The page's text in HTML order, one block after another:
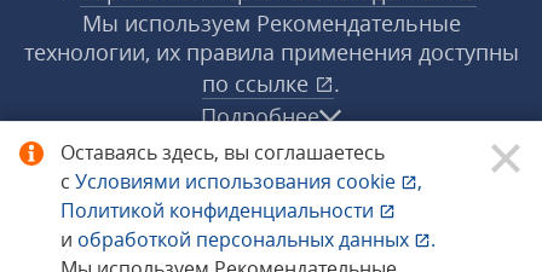
Оставаясь здесь, вы соглашаетесь
с Условиями использования cookie
,
Политикой конфиденциальности
и обработкой персональных данных
.
Мы используем Рекомендательные
технологии, их правила применения доступны
по ссылке
.
Подробнее
© 1998−2026 «1С‑Рарус» ®. Все права
защищены.